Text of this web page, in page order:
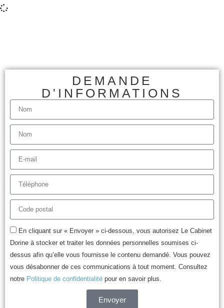
DEMANDE
D'INFORMATIONS
En cliquant sur « Envoyer » ci-dessous, vous autorisez Le Cabinet
Dorine à stocker et traiter les données personnelles soumises ci-
dessus afin qu’elle vous fournisse le contenu demandé. Vous pouvez
vous désabonner de ces communications à tout moment. Consultez
notre Politique de confidentialité pour en savoir plus.
Envoyer